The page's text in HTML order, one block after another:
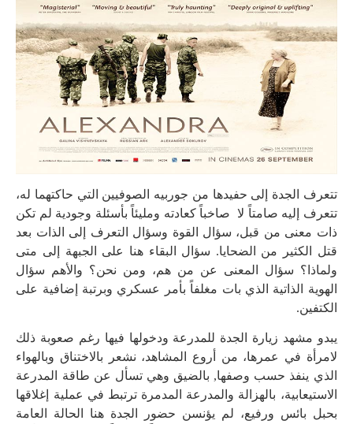
تتعرف الجدة إلى حفيدها من جوربيه الصوفيين التي حاكتهما له،
تتعرف إليه صامتاً لا صاخباً كعادته ومليئاً بأسئلة وجودية لم تكن
ذات معنى من قبل، سؤال القوة وسؤال التعرف إلى الذات بعد
قتل الكثير من الضحايا. سؤال البقاء هنا على الجبهة إلى متى
ولماذا؟ سؤال المعنى عن من هم، ومن نحن؟ والأهم سؤال
الهوية الذاتية الذي بات مغلفاً بأمر عسكري وبرتبة إضافية على
الكتفين.
يبدو مشهد زيارة الجدة للمدرعة ودخولها فيها رغم صعوبة ذلك
لامرأة في عمرها، من أروع المشاهد، نشعر بالاختناق وبالهواء
الذي ينفذ حسب وصفها, بالضيق وهي تسأل عن طاقة المدرعة
الاستيعابية، بالهزالة والمدرعة المدمرة ترتبط في عملية إغلاقها
بحبل بائس ورفيع، لم يؤنسن حضور الجدة هنا الحالة العامة